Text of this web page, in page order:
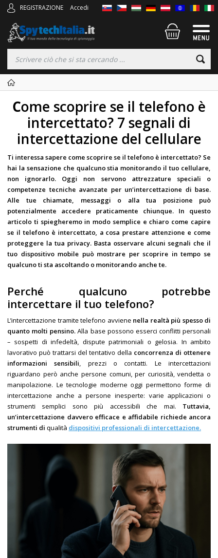
REGISTRAZIONE Accedi
Come scoprire se il telefono è
intercettato? 7 segnali di
intercettazione del cellulare
Ti interessa sapere come scoprire se il telefono è intercettato? Se
hai la sensazione che qualcuno stia monitorando il tuo cellulare,
non ignorarlo. Oggi non servono attrezzature speciali o
competenze tecniche avanzate per un’intercettazione di base.
Alle tue chiamate, messaggi o alla tua posizione può
potenzialmente accedere praticamente chiunque. In questo
articolo ti spiegheremo in modo semplice e chiaro come capire
se il telefono è intercettato, a cosa prestare attenzione e come
proteggere la tua privacy. Basta osservare alcuni segnali che il
tuo dispositivo mobile può mostrare per scoprire in tempo se
qualcuno ti sta ascoltando o monitorando anche te.
Perché qualcuno potrebbe
intercettare il tuo telefono?
L’intercettazione tramite telefono avviene nella realtà più spesso di
quanto molti pensino. Alla base possono esserci conflitti personali
– sospetti di infedeltà, dispute patrimoniali o gelosia. In ambito
lavorativo può trattarsi del tentativo della concorrenza di ottenere
informazioni sensibili, prezzi o contatti. Le intercettazioni
riguardano però anche persone comuni, per curiosità, vendetta o
manipolazione. Le tecnologie moderne oggi permettono forme di
intercettazione anche a persone inesperte: varie applicazioni o
strumenti semplici sono più accessibili che mai. Tuttavia,
un’intercettazione davvero efficace e affidabile richiede ancora
strumenti di qualità dispositivi professionali di intercettazione.